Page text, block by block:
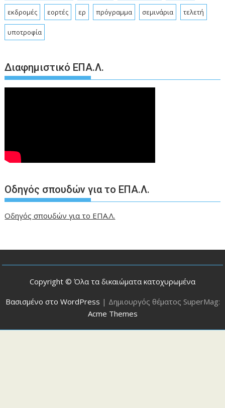
εκδρομές εορτές ερ πρόγραμμα σεμινάρια τελετή
υποτροφία
Διαφημιστικό ΕΠΑ.Λ.
Οδηγός σπουδών για το ΕΠΑ.Λ.
Οδηγός σπουδών για το ΕΠΑ.Λ.
Copyright © Όλα τα δικαιώματα κατοχυρωμένα
Βασισμένο στο WordPress | Δημιουργός θέματος SuperMag:
Acme Themes